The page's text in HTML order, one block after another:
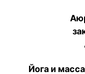
Йога и